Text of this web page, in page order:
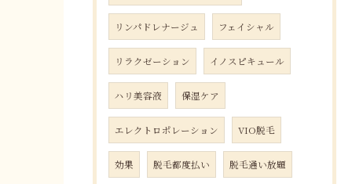
リンパドレナージュ フェイシャル
リラクゼーション イノスピキュール
ハリ美容液 保湿ケア
エレクトロポレーション VIO脱毛
効果 脱毛都度払い 脱毛通い放題